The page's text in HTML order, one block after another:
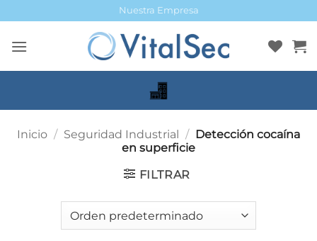
al
contenido
Nuestra Empresa
Inicio / Seguridad Industrial / Detección cocaína
en superficie
FILTRAR